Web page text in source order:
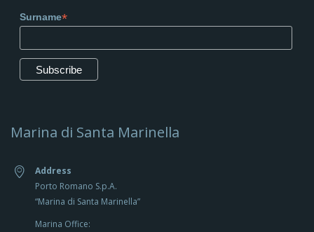
Surname*
Marina di Santa Marinella
Address
Porto Romano S.p.A.
“Marina di Santa Marinella”
Marina Office: